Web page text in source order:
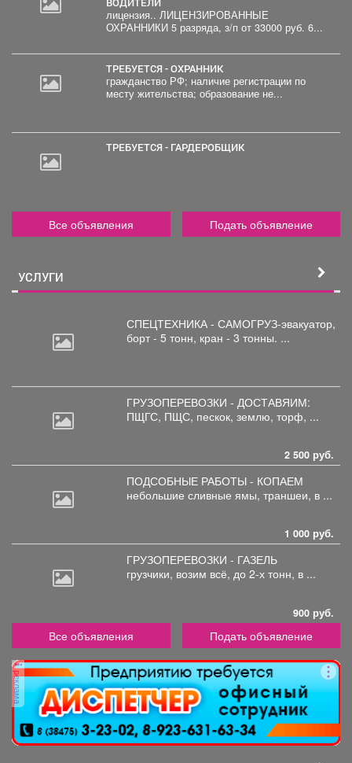
лицензия.. ЛИЦЕНЗИРОВАННЫЕ
ОХРАННИКИ 5 разряда, з/п от 33000 руб. 6...
ТРЕБУЕТСЯ - ОХРАННИК
гражданство РФ; наличие регистрации по
месту жительства; образование не...
ТРЕБУЕТСЯ - ГАРДЕРОБЩИК
Все объявления Подать объявление
УСЛУГИ
СПЕЦТЕХНИКА - САМОГРУЗ-эвакуатор,
борт - 5 тонн, кран - 3 тонны. ...
ГРУЗОПЕРЕВОЗКИ - ДОСТАВЯИМ:
ПЩГС, ПЩС, пескок, землю, торф, ...
2 500 руб.
ПОДСОБНЫЕ РАБОТЫ - КОПАЕМ
небольшие сливные ямы, траншеи, в ...
1 000 руб.
ГРУЗОПЕРЕВОЗКИ - ГАЗЕЛЬ
грузчики, возим всё, до 2-х тонн, в ...
900 руб.
Все объявления Подать объявление
реклама